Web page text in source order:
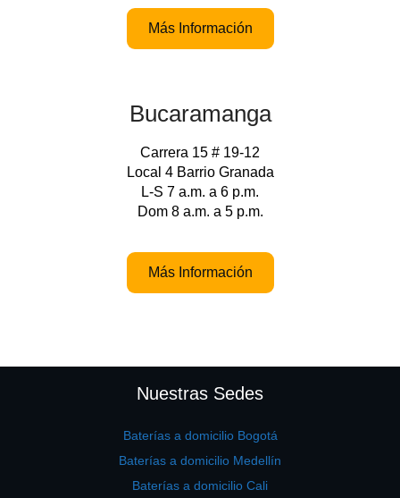
Más Información
Bucaramanga
Carrera 15 # 19-12
Local 4 Barrio Granada
L-S 7 a.m. a 6 p.m.
Dom 8 a.m. a 5 p.m.
Más Información
Nuestras Sedes
Baterías a domicilio Bogotá
Baterías a domicilio Medellín
Baterías a domicilio Cali